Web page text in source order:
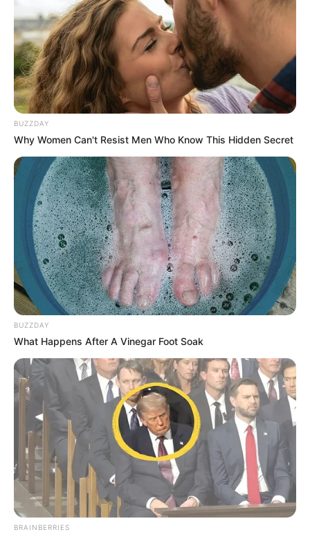
BUZZDAY
Why Women Can't Resist Men Who Know This Hidden Secret
BUZZDAY
What Happens After A Vinegar Foot Soak
BRAINBERRIES